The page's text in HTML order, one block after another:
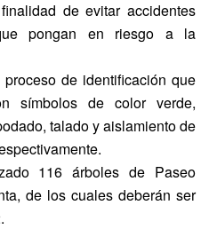
de evitar accidentes
pongan en riesgo a la
de identificación que
símbolos de color verde,
talado y aislamiento de
116 árboles de Paseo
de los cuales deberán ser